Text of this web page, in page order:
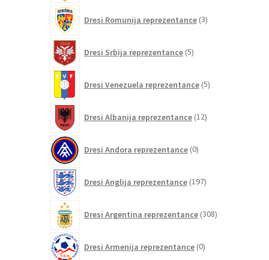
Dresi Romunija reprezentance 3izdelki
Dresi Srbija reprezentance 5izdelkov
Dresi Venezuela reprezentance 5izdelkov
Dresi Albanija reprezentance 12izdelkov
Dresi Andora reprezentance 0izdelkov
Dresi Anglija reprezentance 197izdelkov
Dresi Argentina reprezentance 308izdelkov
Dresi Armenija reprezentance 0izdelkov